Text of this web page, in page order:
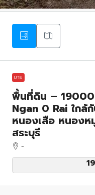
ขาย
พื้นที่ดิน –
Ngan 0 Rai ใกล้
หนองเสือ หนองห
สระบุรี
-